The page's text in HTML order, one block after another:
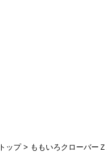
トップ ももいろクローバー